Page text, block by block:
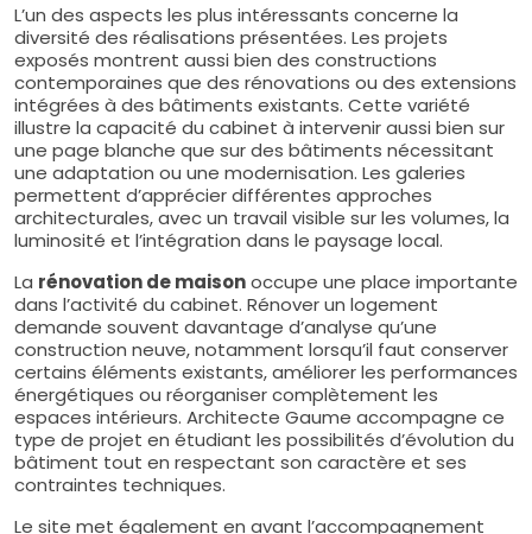
L’un des aspects les plus intéressants concerne la
diversité des réalisations présentées. Les projets
exposés montrent aussi bien des constructions
contemporaines que des rénovations ou des extensions
intégrées à des bâtiments existants. Cette variété
illustre la capacité du cabinet à intervenir aussi bien sur
une page blanche que sur des bâtiments nécessitant
une adaptation ou une modernisation. Les galeries
permettent d’apprécier différentes approches
architecturales, avec un travail visible sur les volumes, la
luminosité et l’intégration dans le paysage local.
La rénovation de maisonoccupe une place importante
dans l’activité du cabinet. Rénover un logement
demande souvent davantage d’analyse qu’une
construction neuve, notamment lorsqu’il faut conserver
certains éléments existants, améliorer les performances
énergétiques ou réorganiser complètement les
espaces intérieurs. Architecte Gaume accompagne ce
type de projet en étudiant les possibilités d’évolution du
bâtiment tout en respectant son caractère et ses
contraintes techniques.
Le site met également en avant l’accompagnement